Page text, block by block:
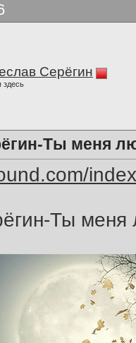
Серёгин
здесь
Ты меня
Ты меня